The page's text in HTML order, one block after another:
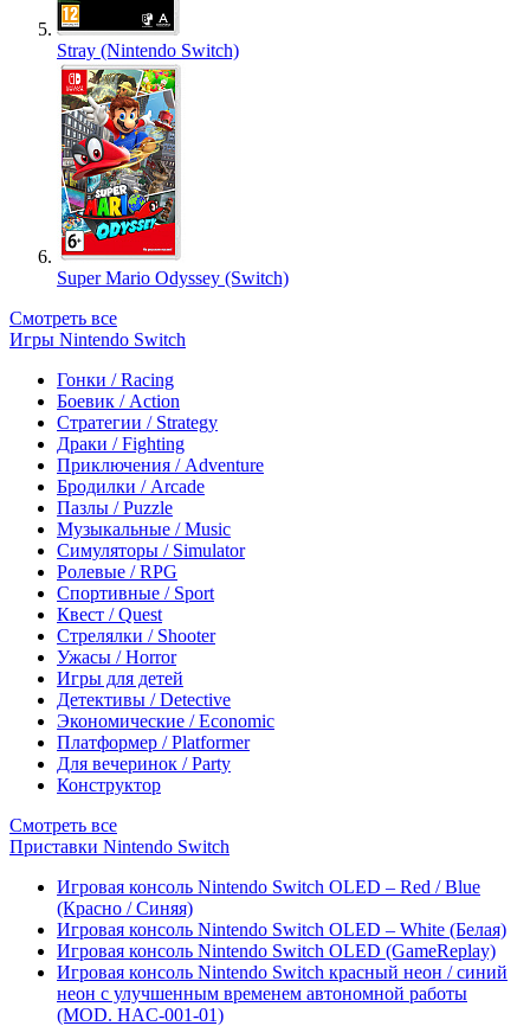
Stray (Nintendo Switch)
Super Mario Odyssey (Switch)
Смотреть все
Игры Nintendo Switch
Гонки / Racing
Боевик / Action
Стратегии / Strategy
Драки / Fighting
Приключения / Adventure
Бродилки / Arcade
Пазлы / Puzzle
Музыкальные / Music
Симуляторы / Simulator
Ролевые / RPG
Спортивные / Sport
Квест / Quest
Стрелялки / Shooter
Ужасы / Horror
Игры для детей
Детективы / Detective
Экономические / Economic
Платформер / Platformer
Для вечеринок / Party
Конструктор
Смотреть все
Приставки Nintendo Switch
Игровая консоль Nintendo Switch OLED – Red / Blue
(Красно / Синяя)
Игровая консоль Nintendo Switch OLED – White (Белая)
Игровая консоль Nintendo Switch OLED (GameReplay)
Игровая консоль Nintendo Switch красный неон / синий
неон с улучшенным временем автономной работы
(MOD. HAC-001-01)